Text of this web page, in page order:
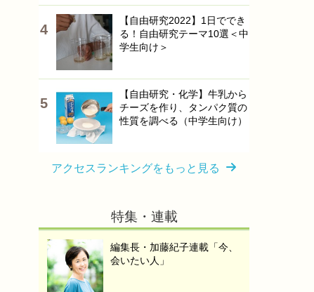
【自由研究2022】1日ででき
る！自由研究テーマ10選＜中
学生向け＞
【自由研究・化学】牛乳から
チーズを作り、タンパク質の
性質を調べる（中学生向け）
アクセスランキングをもっと見る
特集・連載
編集長・加藤紀子連載「今、
会いたい人」